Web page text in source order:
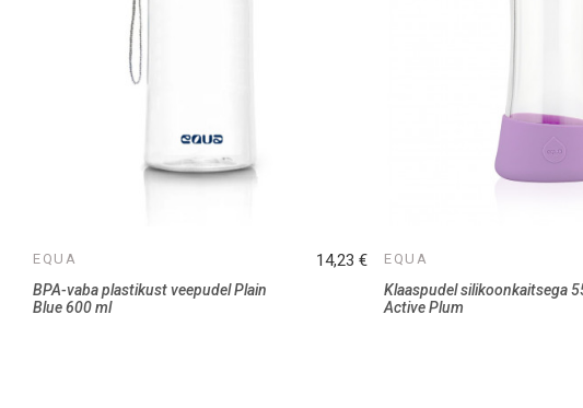
EQUA
BPA-vaba plastikust veepudel Plain
Blue 600 ml
14,23 € EQUA
Klaaspudel silikoonkaitsega
Active Plum